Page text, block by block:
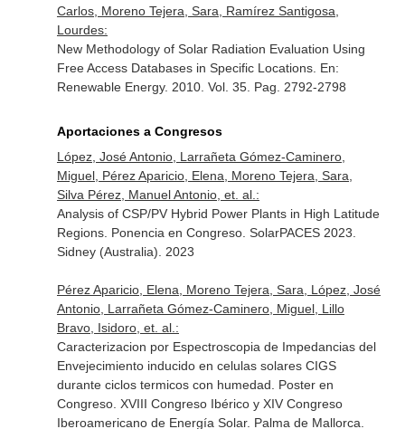
Carlos, Moreno Tejera, Sara, Ramírez Santigosa,
Lourdes:
New Methodology of Solar Radiation Evaluation Using
Free Access Databases in Specific Locations. En:
Renewable Energy. 2010. Vol. 35. Pag. 2792-2798
Aportaciones a Congresos
López, José Antonio, Larrañeta Gómez-Caminero,
Miguel, Pérez Aparicio, Elena, Moreno Tejera, Sara,
Silva Pérez, Manuel Antonio, et. al.:
Analysis of CSP/PV Hybrid Power Plants in High Latitude
Regions. Ponencia en Congreso. SolarPACES 2023.
Sidney (Australia). 2023
Pérez Aparicio, Elena, Moreno Tejera, Sara, López, José
Antonio, Larrañeta Gómez-Caminero, Miguel, Lillo
Bravo, Isidoro, et. al.:
Caracterizacion por Espectroscopia de Impedancias del
Envejecimiento inducido en celulas solares CIGS
durante ciclos termicos con humedad. Poster en
Congreso. XVIII Congreso Ibérico y XIV Congreso
Iberoamericano de Energía Solar. Palma de Mallorca.